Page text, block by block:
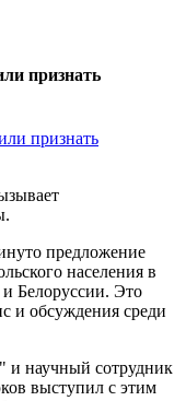
признать
предложение
населения в
Белоруссии. Это
и обсуждения среди
и научный сотрудник
выступил с этим